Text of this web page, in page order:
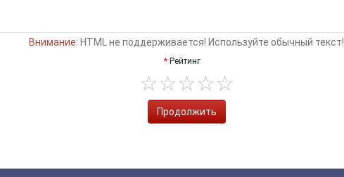
Внимание: HTML не поддерживается! Используйте обычный текст!
Рейтинг
Продолжить